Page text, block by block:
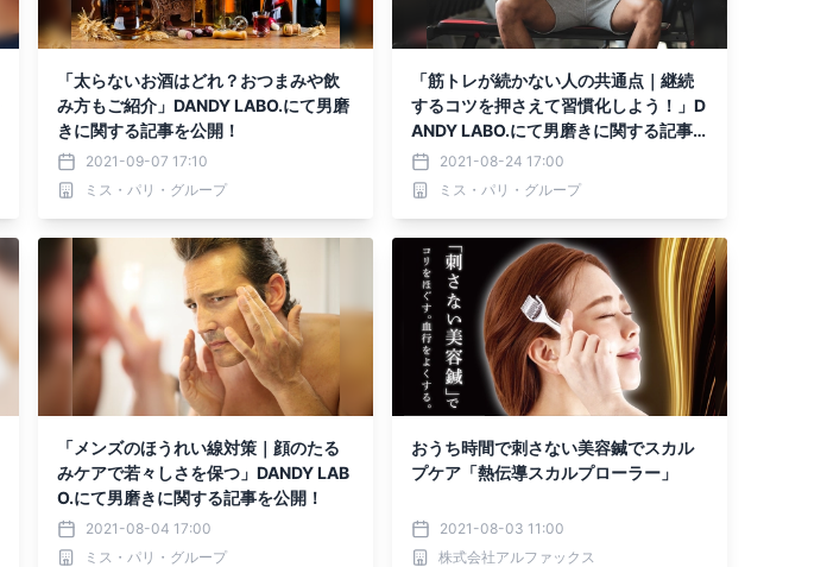
「太らないお酒はどれ？おつまみや飲
み方もご紹介」DANDY LABO.にて男磨
きに関する記事を公開！
2021-09-07 17:10
ミス・パリ・グループ
「筋トレが続かない人の共通点｜継続
するコツを押さえて習慣化しよう！」D
ANDY LABO.にて男磨きに関する記事
を公開！2021-08-24 17:00
ミス・パリ・グループ
「メンズのほうれい線対策｜顔のたる
みケアで若々しさを保つ」DANDY LAB
O.にて男磨きに関する記事を公開！
2021-08-04 17:00
ミス・パリ・グループ
おうち時間で刺さない美容鍼でスカル
プケア「熱伝導スカルプローラー」
2021-08-03 11:00
株式会社アルファックス